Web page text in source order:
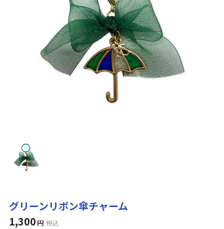
グリーンリボン傘チャーム
1,300 円 税込